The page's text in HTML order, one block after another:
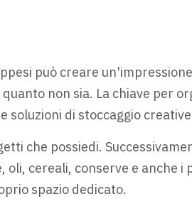
può creare
non sia. La chiave per
di stoccaggio
che possiedi.
oli, cereali, conserve e anche i
spazio dedicato.